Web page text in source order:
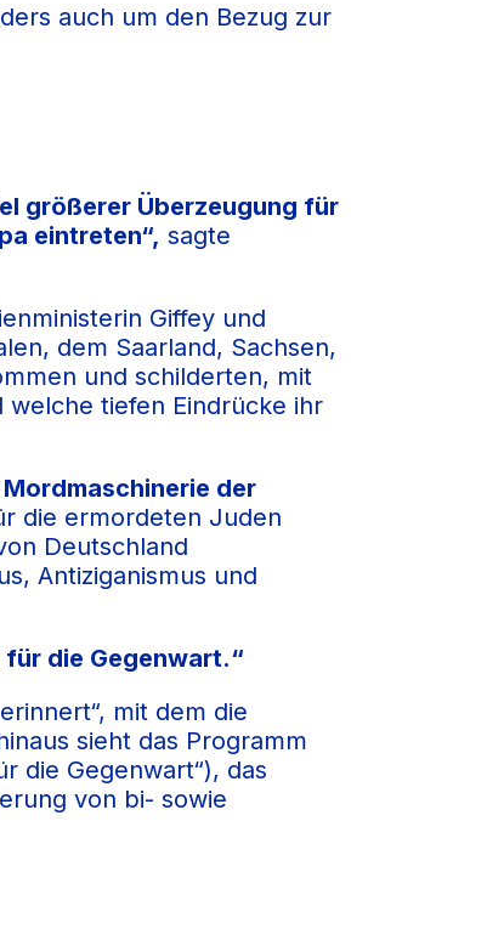
auch um den Bezug zur
größerer Überzeugung für
eintreten“, sagte
Giffey und
dem Saarland, Sachsen,
und schilderten, mit
tiefen Eindrücke ihr
der
die ermordeten Juden
Deutschland
Antiziganismus und
für die Gegenwart.“
mit dem die
sieht das Programm
die Gegenwart“), das
von bi- sowie